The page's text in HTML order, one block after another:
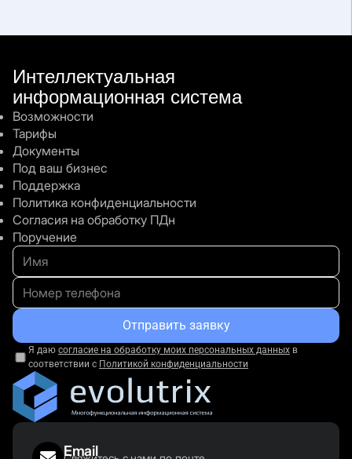
Интеллектуальная
информационная система
Возможности
Тарифы
Документы
Под ваш бизнес
Поддержка
Политика конфиденциальности
Согласия на обработку ПДн
Поручение
Отправить заявку
Я даю согласие на обработку моих персональных данных в
соответствии с Политикой конфиденциальности
Email